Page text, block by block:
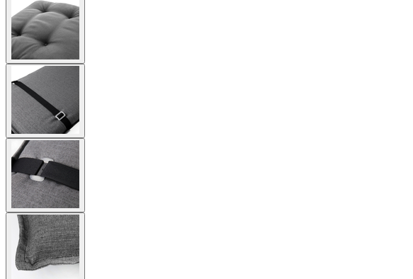
larger
image
larger
image
View
larger
image
View
larger
image